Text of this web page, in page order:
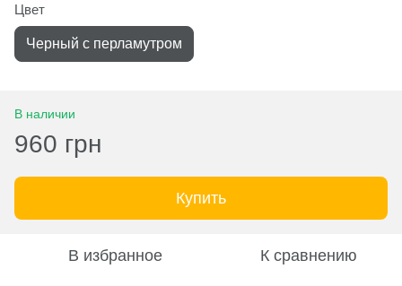
Цвет
Черный с перламутром
В наличии
960 грн
Купить
В избранное К сравнению